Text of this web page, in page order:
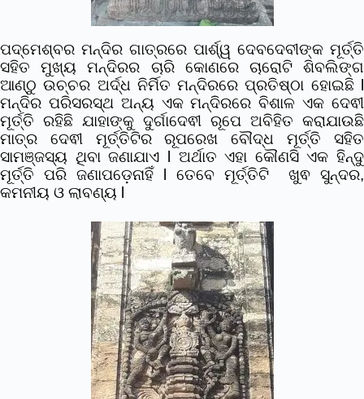
ପଦ୍ମେଶ୍ବର ମନ୍ଦିର ଗାତ୍ରରେ ପାର୍ଶ୍ୱ ଦେବଦେବୀଙ୍କ ମୂର୍ତ୍ତି
ସହିତ ମୁଖ୍ୟ ମନ୍ଦିରର ଚାରି କୋଣରେ ଚାରୋଟି ଶିବଲିଙ୍ଗ
ଆଣ୍ଠୁ ଉଚ୍ଚର ଅର୍ଦ୍ଧ ନିର୍ମିତ ମନ୍ଦିରରେ ପ୍ରତିଷ୍ଠା ହୋଇଛି l
ମନ୍ଦିର ପରିସରସ୍ଥ ଅନ୍ୟ ଏକ ମନ୍ଦିରରେ ବିଶାଳ ଏକ ଦେଵୀ
ମୂର୍ତ୍ତି ରହିଛି ଯାହାଙ୍କୁ ଦୁର୍ଗାଦେଵୀ ରୂପେ ଅବିହିତ କରାଯାଉଛି
ମାତ୍ର ଦେଵୀ ମୂର୍ତ୍ତିଟିର ରୂପରେଖ ବୌଦ୍ଧ ମୂର୍ତ୍ତି ସହିତ
ସାମଞ୍ଜସ୍ୟ ଥିବା ଜଣାଯାଏ l ଅର୍ଥାତ ଏହା କୌଣସି ଏକ ହିନ୍ଦୁ
ମୂର୍ତ୍ତି ପରି ଜଣାପଡ଼େନାହିଁ l ତେବେ ମୂର୍ତ୍ତିଟି ଖୁଵ ସୁନ୍ଦର,
କମନୀୟ ଓ ଲାବଣ୍ୟ l